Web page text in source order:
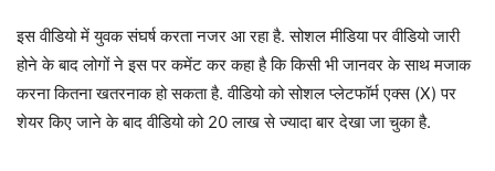
इस वीडियो में युवक संघर्ष करता नजर आ रहा है. सोशल मीडिया पर वीडियो जारी
होने के बाद लोगों ने इस पर कमेंट कर कहा है कि किसी भी जानवर के साथ मजाक
करना कितना खतरनाक हो सकता है. वीडियो को सोशल प्लेटफॉर्म एक्स (X) पर
शेयर किए जाने के बाद वीडियो को 20 लाख से ज्यादा बार देखा जा चुका है.